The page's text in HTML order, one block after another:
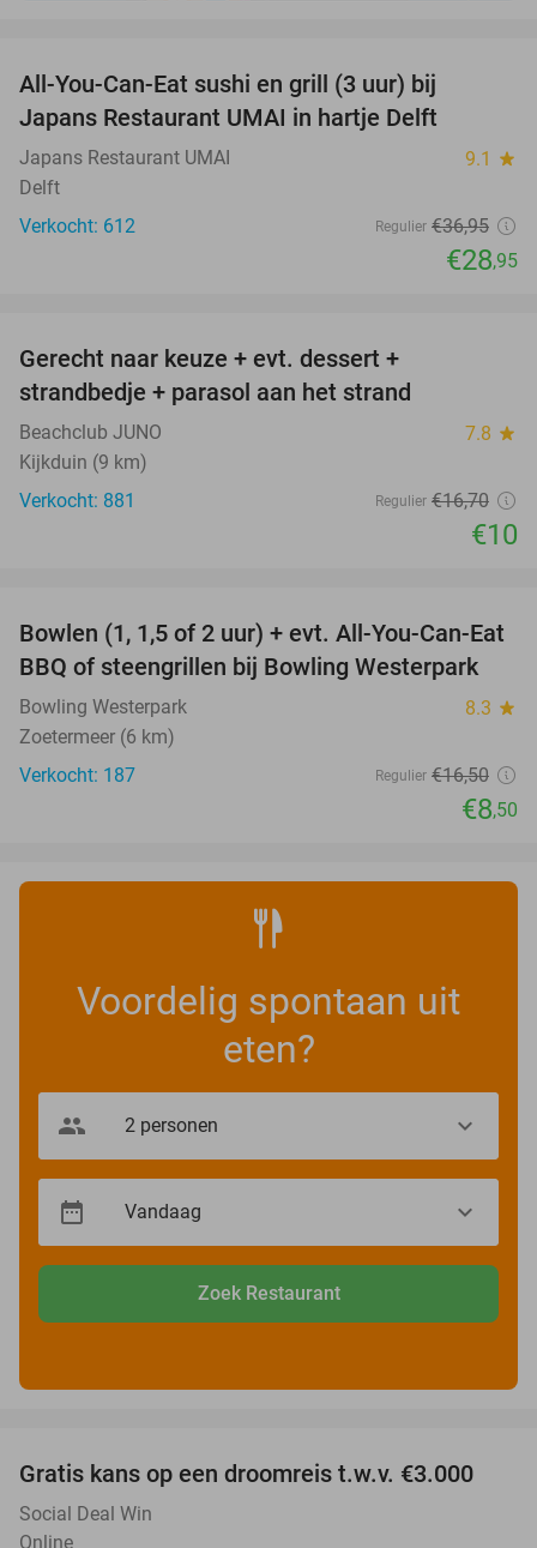
All-You-Can-Eat sushi en grill (3 uur) bij
Japans Restaurant UMAI in hartje Delft
Japans Restaurant UMAI 9.1 star
Delft
Verkocht: 612
Regulier €36,95
€28,95
Gerecht naar keuze + evt. dessert +
strandbedje + parasol aan het strand
Beachclub JUNO 7.8 star
Kijkduin (9 km)
Verkocht: 881
Regulier €16,70
€10
48%
Bowlen (1, 1,5 of 2 uur) + evt. All-You-Can-Eat
BBQ of steengrillen bij Bowling Westerpark
Bowling Westerpark 8.3 star
Zoetermeer (6 km)
Verkocht: 187
Regulier €16,50
€8,50
Voordelig spontaan uit
eten?
Zoek Restaurant
Gratis kans op een droomreis t.w.v. €3.000
Social Deal Win
Online